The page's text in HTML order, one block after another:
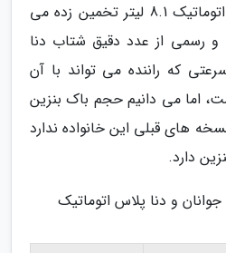
سوخت ترکیبی دنا پلاس اتوماتیک 8.1 لیتر تخمین زده می
و رسمی از عدد دقیق شتاب دنا
که راننده می تواند با آن
اما می دانیم حجم باک بنزین
های قبلی این خانواده ندارد
و دنا پلاس اتوماتیک